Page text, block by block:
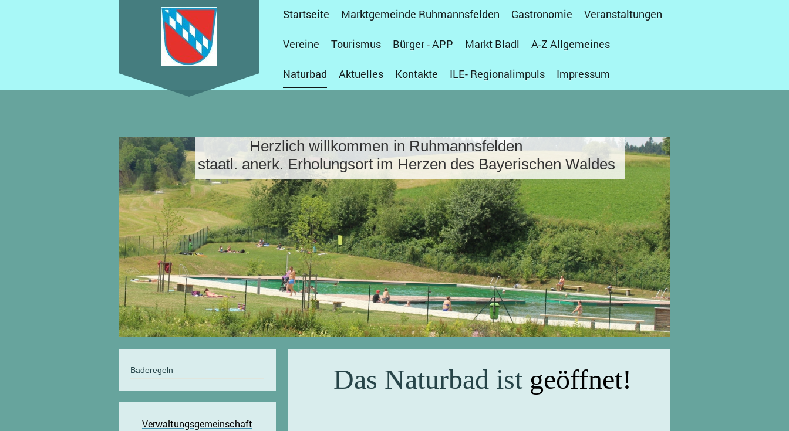
Startseite Marktgemeinde Ruhmannsfelden Gastronomie Veranstaltungen
Vereine Tourismus Bürger - APP Markt Bladl A-Z Allgemeines
Naturbad Aktuelles Kontakte ILE- Regionalimpuls Impressum
Herzlich willkommen in Ruhmannsfelden
staatl. anerk. Erholungsort im Herzen des Bayerischen Waldes
Das Naturbad ist geöffnet!
Baderegeln
Verwaltungsgemeinschaft